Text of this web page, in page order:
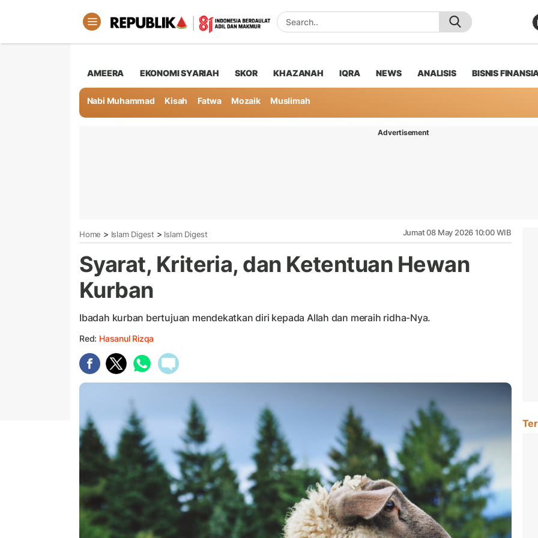
AMEERA EKONOMI SYARIAH SKOR KHAZANAH IQRA NEWS ANALISIS BISNIS
Nabi Muhammad Kisah Fatwa Mozaik Muslimah
Advertisement
Home > Islam Digest > Islam Digest Jumat 08 May 2026 10:00 WIB
Syarat, Kriteria, dan Ketentuan Hewan
Kurban
Ibadah kurban bertujuan mendekatkan diri kepada Allah dan meraih ridha-Nya.
Red: Hasanul Rizqa